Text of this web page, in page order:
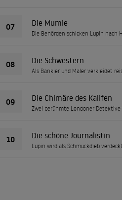
07 Die Mumie
Die Behörden schicken Lupin nach
08 Die Schwestern
Als Bankier und Maler verkleidet
09 Die Chimäre des Kalifen
Zwei berühmte Londoner
10 Die schöne Journalistin
Lupin wird als Schmuckdieb